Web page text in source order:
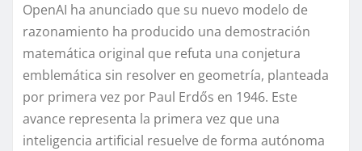
OpenAI ha anunciado que su nuevo modelo de
razonamiento ha producido una demostración
matemática original que refuta una conjetura
emblemática sin resolver en geometría, planteada
por primera vez por Paul Erdős en 1946. Este
avance representa la primera vez que una
inteligencia artificial resuelve de forma autónoma